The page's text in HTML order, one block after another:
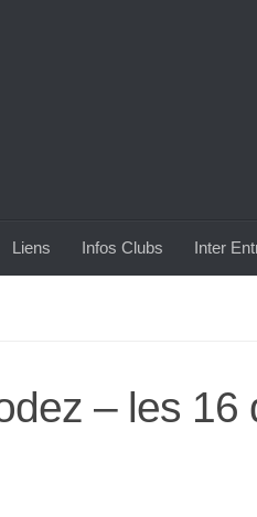
Liens Infos Clubs Inter
– les 16